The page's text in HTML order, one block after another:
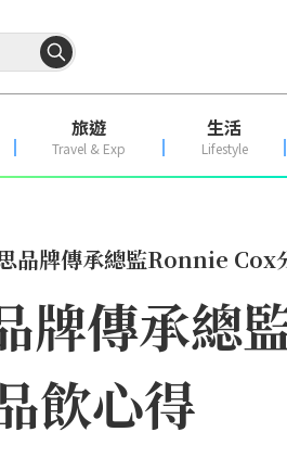
旅遊
Travel & Exp
生活
Lifestyle
品牌傳承總監Ronnie
牌傳承
飲心得